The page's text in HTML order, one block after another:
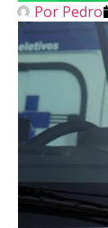
Por Pedro